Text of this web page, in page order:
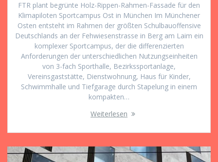
FTR plant begrünte Holz-Rippen-Rahmen-Fassade für den
Klimapiloten Sportcampus Ost in München Im Münchener
Osten entsteht im Rahmen der größten Schulbauoffensive
Deutschlands an der Fehwiesenstrasse in Berg am Laim ein
komplexer Sportcampus, der die differenzierten
Anforderungen der unterschiedlichen Nutzungseinheiten
von 3-fach Sporthalle, Bezirkssportanlage,
Vereinsgaststätte, Dienstwohnung, Haus für Kinder,
Schwimmhalle und Tiefgarage durch Stapelung in einem
kompakten…
Weiterlesen